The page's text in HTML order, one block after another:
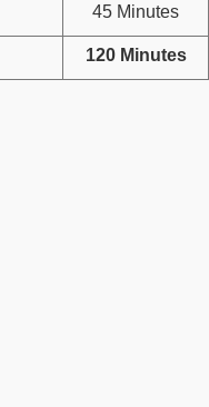
45 Minutes
120 Minutes